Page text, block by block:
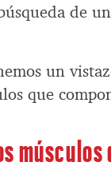
de
un
que
músculos